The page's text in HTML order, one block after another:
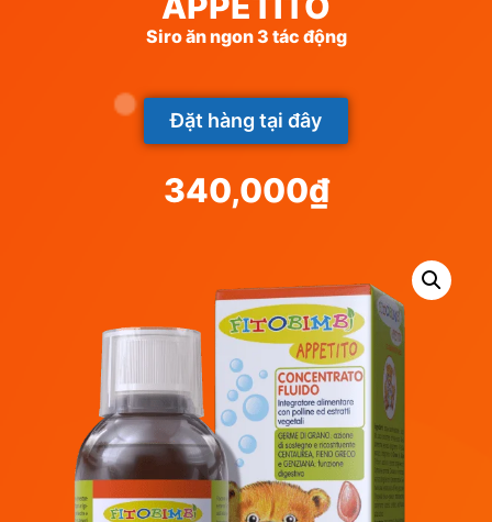
Siro ăn ngon 3 tác động
Đặt hàng tại đây
340,000₫